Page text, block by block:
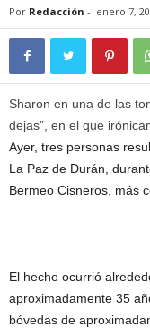
Por Redacción - enero 7,
Sharon en una de las
dejas”, en el que
Ayer, tres personas
La Paz de Durán,
Bermeo Cisneros, más
El hecho ocurrió
aproximadamente 35
bóvedas de